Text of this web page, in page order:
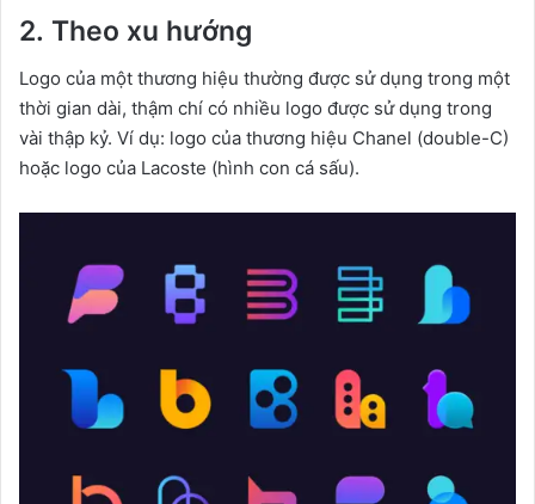
2. Theo xu hướng
Logo của một thương hiệu thường được sử dụng trong một
thời gian dài, thậm chí có nhiều logo được sử dụng trong
vài thập kỷ. Ví dụ: logo của thương hiệu Chanel (double-C)
hoặc logo của Lacoste (hình con cá sấu).